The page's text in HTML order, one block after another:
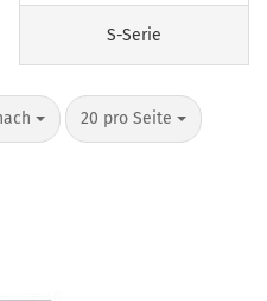
S-Serie
20 pro Seite